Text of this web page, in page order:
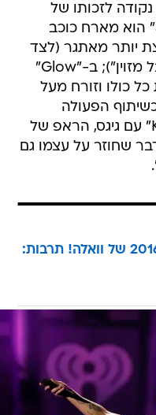
לזכותו של
דרייק); ב-"Skepta Interlude" הוא מארח כוכב
יותר מאתגר (לצד
קלישאות מילוליות כמו "אני נבל מזוין"); ב-"Glow"
כולו וזורח מעל
הפעולה
שרבים ציפו לו. דווקא ב-"KMT" עם גיגס, הראפ של
דבר שחוזר על עצמו גם
מצעד מאה שירי 2016 של וואלה! תרבות: